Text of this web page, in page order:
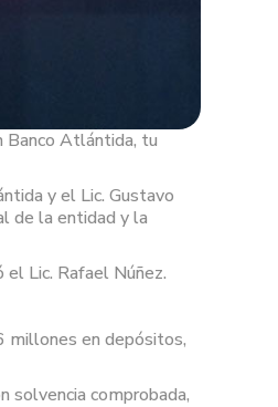
Banco Atlántida, tu
y el Lic. Gustavo
de la entidad y la
el Lic. Rafael Núñez.
millones en depósitos,
solvencia comprobada,